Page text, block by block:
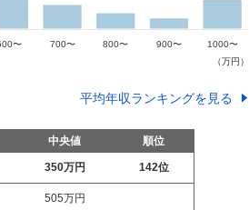
平均年収ランキングを見る
中央値 順位
350万円 142位
505万円